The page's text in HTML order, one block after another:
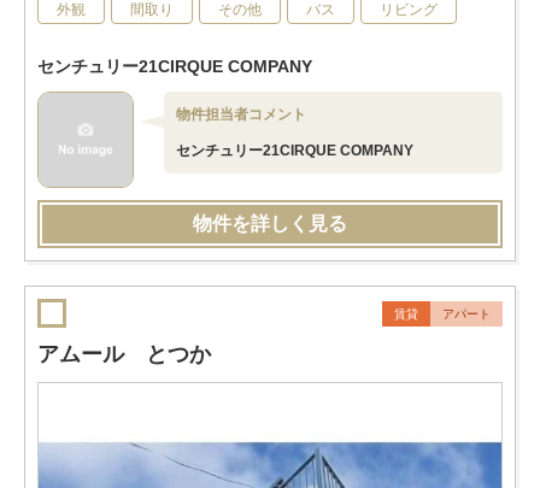
外観 間取り その他 バス リビング
センチュリー21CIRQUE COMPANY
物件担当者コメント
センチュリー21CIRQUE COMPANY
物件を詳しく見る
賃貸 アパート
アムール とつか